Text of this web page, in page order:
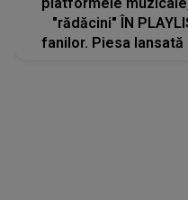
"rădăcini" ÎN
fanilor. Piesa